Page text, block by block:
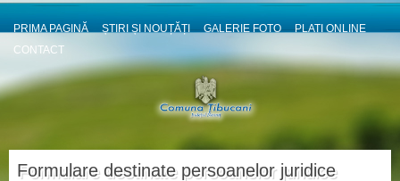
PRIMA PAGINĂ ȘTIRI ȘI NOUȚĂȚI GALERIE FOTO
PLATI ONLINE
CONTACT
Formulare destinate persoanelor juridice